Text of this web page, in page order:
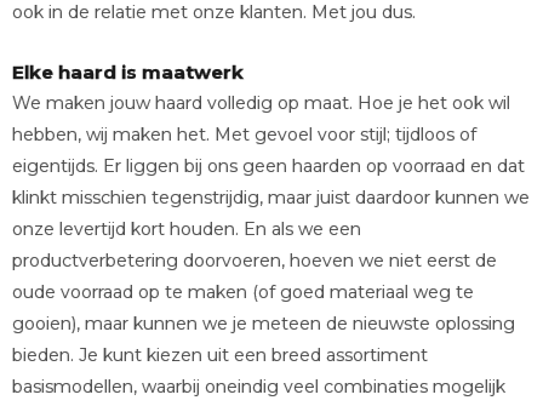
ook in de relatie met onze klanten. Met jou dus.
Elke haard is maatwerk
We maken jouw haard volledig op maat. Hoe je het ook wil
hebben, wij maken het. Met gevoel voor stijl; tijdloos of
eigentijds. Er liggen bij ons geen haarden op voorraad en dat
klinkt misschien tegenstrijdig, maar juist daardoor kunnen we
onze levertijd kort houden. En als we een
productverbetering doorvoeren, hoeven we niet eerst de
oude voorraad op te maken (of goed materiaal weg te
gooien), maar kunnen we je meteen de nieuwste oplossing
bieden. Je kunt kiezen uit een breed assortiment
basismodellen, waarbij oneindig veel combinaties mogelijk